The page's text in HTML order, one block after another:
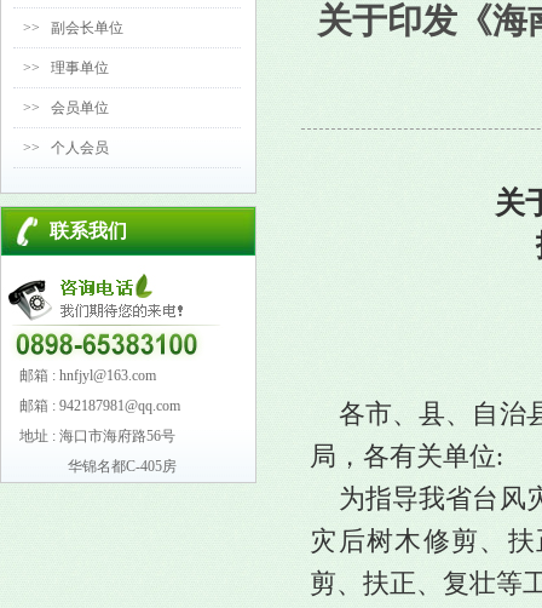
>> 副会长单位
>> 理事单位
>> 会员单位
>> 个人会员
联系我们
邮箱 : hnfjyl@163.com
邮箱 : 942187981@qq.com
地址 : 海口市海府路56号
华锦名都C-405房
关于印发《海
关
各市、县、自治
局，各有关单位:
为指导我省台风
灾后树木修剪、
剪、扶正、复壮等